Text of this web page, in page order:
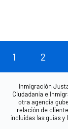
1 2
Inmigración
Ciudadanía e
otra agencia
relación de
incluidas las guías